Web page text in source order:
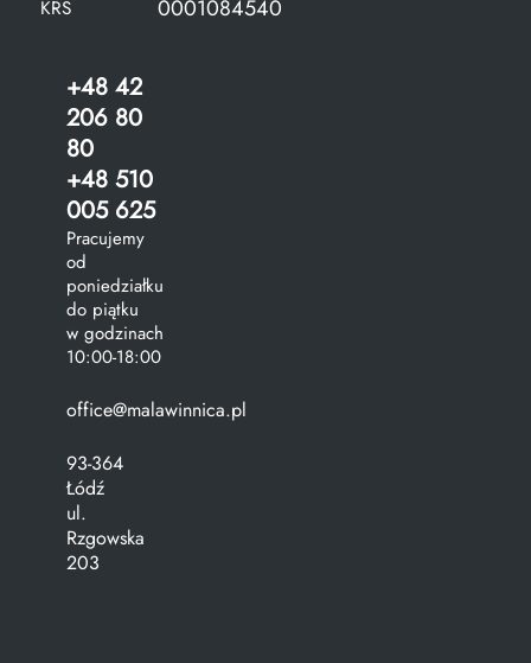
KRS 0001084540
+48 42
206 80
80
+48 510
005 625
Pracujemy
od
poniedziałku
do piątku
w godzinach
10:00-18:00
office@malawinnica.pl
93-364
Łódź
ul.
Rzgowska
203